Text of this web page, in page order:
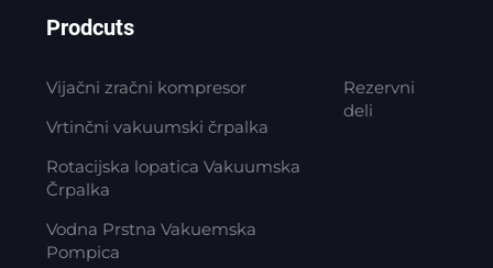
Prodcuts
Vijačni zračni kompresor
Vrtinčni vakuumski črpalka
Rotacijska lopatica Vakuumska
Črpalka
Vodna Prstna Vakuemska
Pompica
Rezervni
deli